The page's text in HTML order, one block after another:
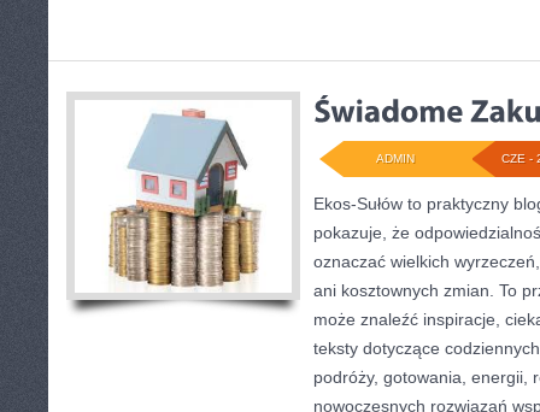
CZE -
ADMIN
Ekos-Sułów to praktyczny
pokazuje, że
oznaczać wielkich
ani kosztownych zmian. To
może znaleźć inspiracje,
teksty dotyczące
podróży, gotowania, energii,
nowoczesnych rozwiązań